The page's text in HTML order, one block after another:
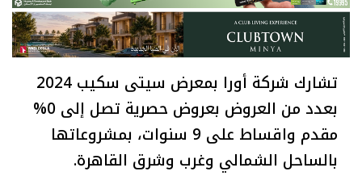
تشارك شركة أورا بمعرض سيتى سكيب 2024
بعدد من العروض بعروض حصرية تصل إلى 0%
مقدم واقساط على 9 سنوات، بمشروعاتها
بالساحل الشمالي وغرب وشرق القاهرة.